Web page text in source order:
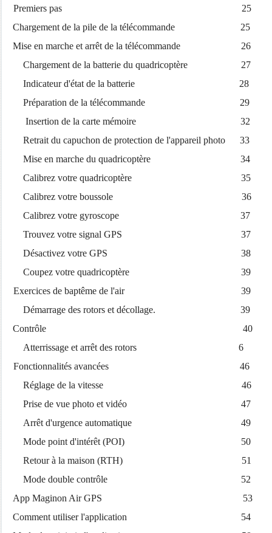
Premiers pas 25
Chargement de la pile de la télécommande 25
Mise en marche et arrêt de la télécommande 26
Chargement de la batterie du quadricoptère 27
Indicateur d'état de la batterie 28
Préparation de la télécommande 29
Insertion de la carte mémoire 32
Retrait du capuchon de protection de l'appareil photo 33
Mise en marche du quadricoptère 34
Calibrez votre quadricoptère 35
Calibrez votre boussole 36
Calibrez votre gyroscope 37
Trouvez votre signal GPS 37
Désactivez votre GPS 38
Coupez votre quadricoptère 39
Exercices de baptême de l'air 39
Démarrage des rotors et décollage. 39
Contrôle 40
Atterrissage et arrêt des rotors 6
Fonctionnalités avancées 46
Réglage de la vitesse 46
Prise de vue photo et vidéo 47
Arrêt d'urgence automatique 49
Mode point d'intérêt (POI) 50
Retour à la maison (RTH) 51
Mode double contrôle 52
App Maginon Air GPS 53
Comment utiliser l'application 54